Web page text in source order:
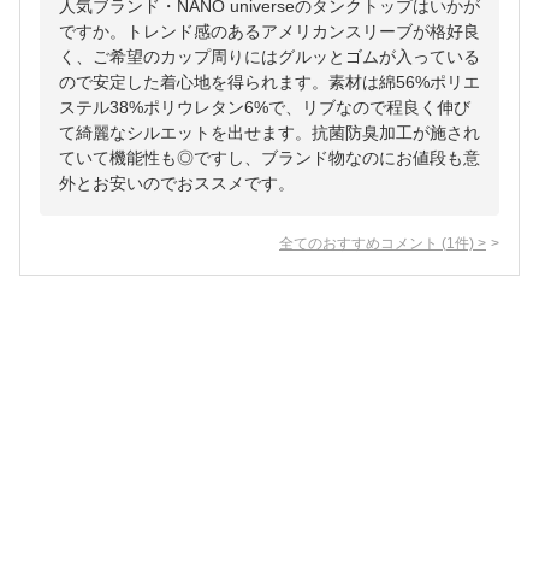
人気ブランド・NANO universeのタンクトップはいかが
ですか。トレンド感のあるアメリカンスリーブが格好良
く、ご希望のカップ周りにはグルッとゴムが入っている
ので安定した着心地を得られます。素材は綿56%ポリエ
ステル38%ポリウレタン6%で、リブなので程良く伸び
て綺麗なシルエットを出せます。抗菌防臭加工が施され
ていて機能性も◎ですし、ブランド物なのにお値段も意
外とお安いのでおススメです。
全てのおすすめコメント (1 件) >